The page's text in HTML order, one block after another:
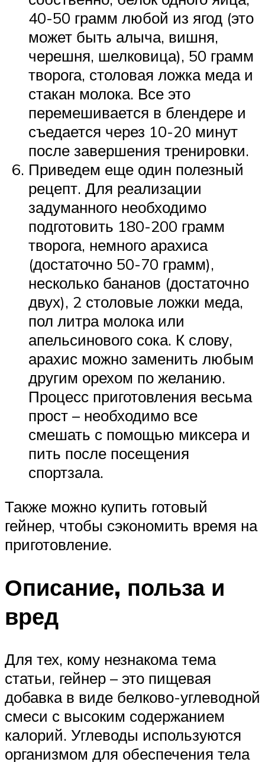
40-50 грамм любой из ягод (это
может быть алыча, вишня,
черешня, шелковица), 50 грамм
творога, столовая ложка меда и
стакан молока. Все это
перемешивается в блендере и
съедается через 10-20 минут
после завершения тренировки.
Приведем еще один полезный
рецепт. Для реализации
задуманного необходимо
подготовить 180-200 грамм
творога, немного арахиса
(достаточно 50-70 грамм),
несколько бананов (достаточно
двух), 2 столовые ложки меда,
пол литра молока или
апельсинового сока. К слову,
арахис можно заменить любым
другим орехом по желанию.
Процесс приготовления весьма
прост – необходимо все
смешать с помощью миксера и
пить после посещения
спортзала.
Также можно купить готовый
гейнер, чтобы сэкономить время на
приготовление.
Описание, польза и
вред
Для тех, кому незнакома тема
статьи, гейнер – это пищевая
добавка в виде белково-углеводной
смеси с высоким содержанием
калорий. Углеводы используются
организмом для обеспечения тела